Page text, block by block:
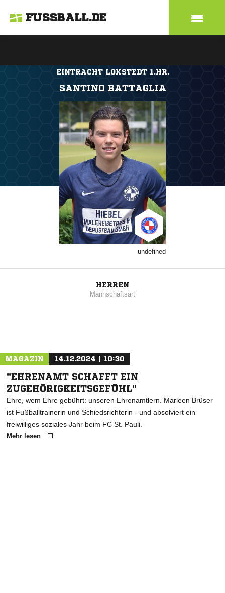
FUSSBALL.DE
EINTRACHT LOKSTEDT 1.HR.
SANTINO BATTAGLIA
undefined
HERREN
Mannschaftsart
MAGAZIN 14.12.2024 | 10:30
"EHRENAMT SCHAFFT EIN
ZUGEHÖRIGKEITSGEFÜHL"
Ehre, wem Ehre gebührt: unseren Ehrenamtlern. Marleen Brüser
ist Fußballtrainerin und Schiedsrichterin - und absolviert ein
freiwilliges soziales Jahr beim FC St. Pauli.
Mehr lesen